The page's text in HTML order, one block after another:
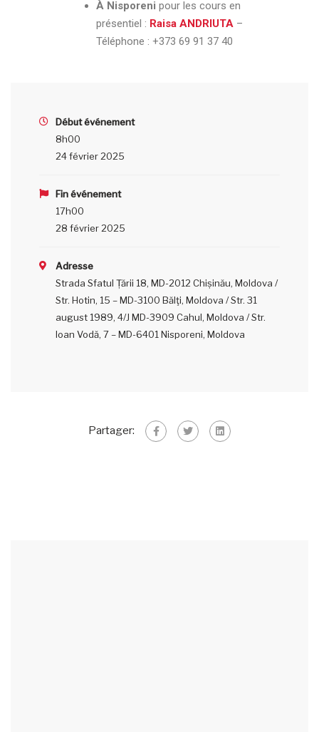
À Nisporeni pour les cours en
présentiel : Raisa ANDRIUTA –
Téléphone : +373 69 91 37 40
Début événement
8h00
24 février 2025
Fin événement
17h00
28 février 2025
Adresse
Strada Sfatul Țării 18, MD-2012 Chișinău, Moldova /
Str. Hotin, 15 – MD-3100 Bălţi, Moldova / Str. 31
august 1989, 4/J MD-3909 Cahul, Moldova / Str.
Ioan Vodă, 7 – MD-6401 Nisporeni, Moldova
Partager: